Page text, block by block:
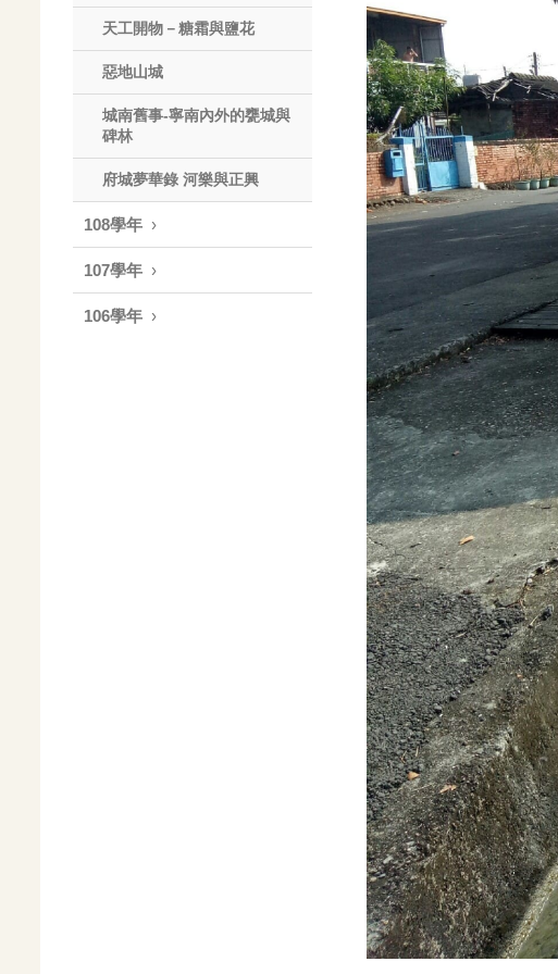
天工開物－糖霜與鹽花
惡地山城
城南舊事-寧南內外的甕城與
碑林
府城夢華錄 河樂與正興
108學年
107學年
106學年